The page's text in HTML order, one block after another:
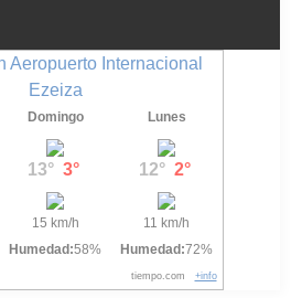
Aeropuerto Internacional
Ezeiza
Domingo
13° 3°
15 km/h
Humedad:58%
Lunes
12° 2°
11 km/h
Humedad:72%
tiempo.com +info